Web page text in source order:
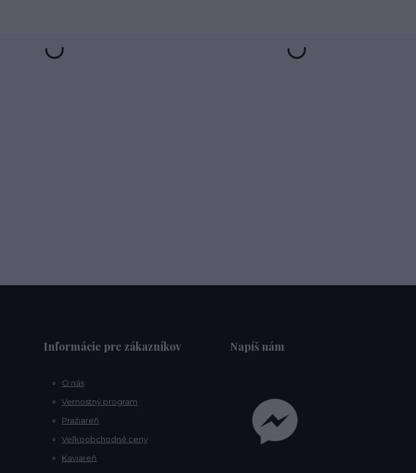
Informácie pre zákazníkov
O nás
Vernostný program
Pražiareň
Veľkoobchodné ceny
Kaviareň
Napíš nám